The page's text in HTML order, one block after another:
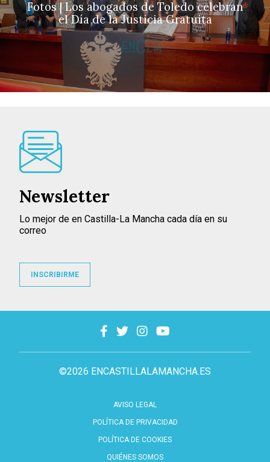
Fotos | Los abogados de Toledo celebran
el Día de la Justicia Gratuita
©2026 ENCASTILLALAMANCHA.ES
AVISO LEGAL
POLÍTICA DE PRIVACIDAD
POLÍTICA DE COOKIES
QUIÉNES SOMOS
Newsletter
Lo mejor de en Castilla-La Mancha cada día en su
correo
INSCRIBIRME